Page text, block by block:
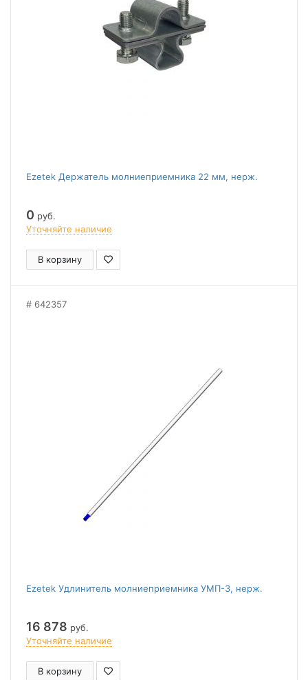
Ezetek Держатель молниеприемника 22 мм, нерж.
0 руб.
Уточняйте наличие
В корзину
642357
Ezetek Удлинитель молниеприемника УМП-3, нерж.
16 878 руб.
Уточняйте наличие
В корзину